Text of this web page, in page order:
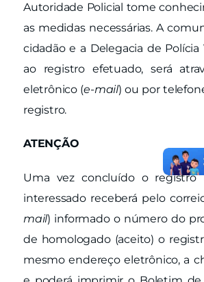
Autoridade Policial tome
as medidas necessárias. A
cidadão e a Delegacia de
ao registro efetuado, será
eletrônico (e-mail) ou por
registro.
ATENÇÃO
Uma vez concluído o registro
interessado receberá pelo
mail) informado o número do
de homologado (aceito) o
mesmo endereço eletrônico, a